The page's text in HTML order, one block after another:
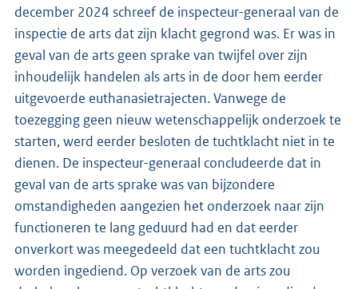
december 2024 schreef de inspecteur-generaal van de
inspectie de arts dat zijn klacht gegrond was. Er was in
geval van de arts geen sprake van twijfel over zijn
inhoudelijk handelen als arts in de door hem eerder
uitgevoerde euthanasietrajecten. Vanwege de
toezegging geen nieuw wetenschappelijk onderzoek te
starten, werd eerder besloten de tuchtklacht niet in te
dienen. De inspecteur-generaal concludeerde dat in
geval van de arts sprake was van bijzondere
omstandigheden aangezien het onderzoek naar zijn
functioneren te lang geduurd had en dat eerder
onverkort was meegedeeld dat een tuchtklacht zou
worden ingediend. Op verzoek van de arts zou